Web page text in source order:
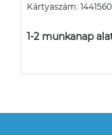
Kártyaszám:
1-2 munkanap